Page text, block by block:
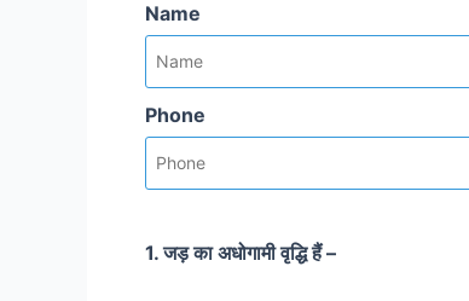
Name
Phone
1. जड़ का अधोगामी वृद्धि हैं –